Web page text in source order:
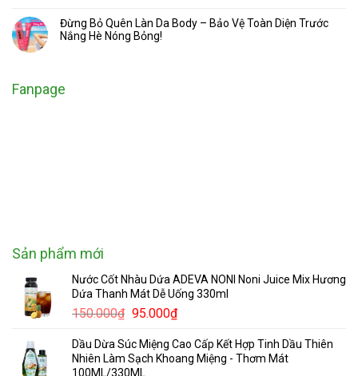
Đừng Bỏ Quên Làn Da Body – Bảo Vệ Toàn Diện Trước
Nắng Hè Nóng Bỏng!
Fanpage
Sản phẩm mới
Nước Cốt Nhàu Dứa ADEVA NONI Noni Juice Mix Hương
Dứa Thanh Mát Dễ Uống 330ml
150.000₫ Giá
là:
150.000₫.
95.000₫Giá
tại
là:
Dầu Dừa Súc Miệng Cao Cấp Kết Hợp Tinh Dầu Thiên
Nhiên Làm Sạch Khoang Miệng - Thơm Mát
100ML/330ML